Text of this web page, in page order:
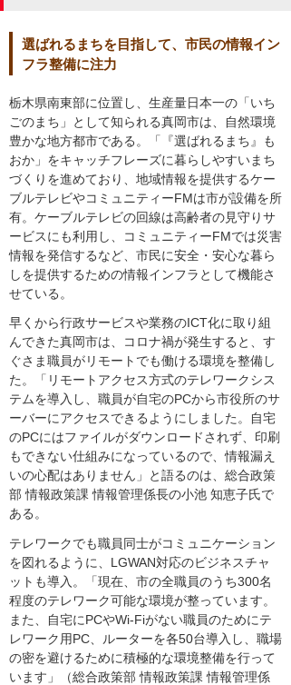
選ばれるまちを目指して、市民の情報イン
フラ整備に注力
栃木県南東部に位置し、生産量日本一の「いち
ごのまち」として知られる真岡市は、自然環境
豊かな地方都市である。「『選ばれるまち』も
おか」をキャッチフレーズに暮らしやすいまち
づくりを進めており、地域情報を提供するケー
ブルテレビやコミュニティーFMは市が設備を所
有。ケーブルテレビの回線は高齢者の見守りサ
ービスにも利用し、コミュニティーFMでは災害
情報を発信するなど、市民に安全・安心な暮ら
しを提供するための情報インフラとして機能さ
せている。
早くから行政サービスや業務のICT化に取り組
んできた真岡市は、コロナ禍が発生すると、す
ぐさま職員がリモートでも働ける環境を整備し
た。「リモートアクセス方式のテレワークシス
テムを導入し、職員が自宅のPCから市役所のサ
ーバーにアクセスできるようにしました。自宅
のPCにはファイルがダウンロードされず、印刷
もできない仕組みになっているので、情報漏え
いの心配はありません」と語るのは、総合政策
部 情報政策課 情報管理係長の小池 知恵子氏で
ある。
テレワークでも職員同士がコミュニケーション
を図れるように、LGWAN対応のビジネスチャ
ットも導入。「現在、市の全職員のうち300名
程度のテレワーク可能な環境が整っています。
また、自宅にPCやWi-Fiがない職員のためにテ
レワーク用PC、ルーターを各50台導入し、職場
の密を避けるために積極的な環境整備を行って
います」（総合政策部 情報政策課 情報管理係